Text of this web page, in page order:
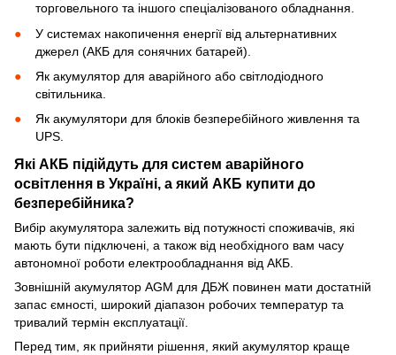
торговельного та іншого спеціалізованого обладнання.
У системах накопичення енергії від альтернативних
джерел (АКБ для сонячних батарей).
Як акумулятор для аварійного або світлодіодного
світильника.
Як акумулятори для блоків безперебійного живлення та
UPS.
Які АКБ підійдуть для систем аварійного
освітлення в Україні, а який АКБ купити до
безперебійника?
Вибір акумулятора залежить від потужності споживачів, які
мають бути підключені, а також від необхідного вам часу
автономної роботи електрообладнання від АКБ.
Зовнішній акумулятор AGM для ДБЖ повинен мати достатній
запас ємності, широкий діапазон робочих температур та
тривалий термін експлуатації.
Перед тим, як прийняти рішення, який акумулятор краще